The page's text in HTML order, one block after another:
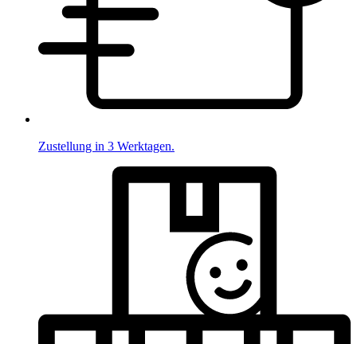
Zustellung in 3 Werktagen.